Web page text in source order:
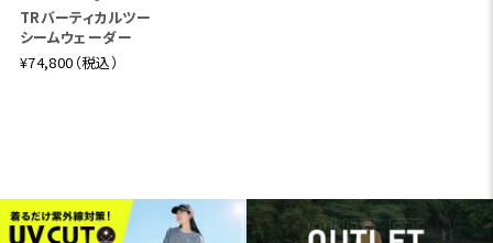
TRバーティカルツー
シームウェーダー
¥74,800（税込）